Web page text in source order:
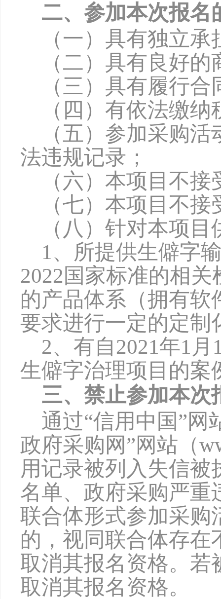
二、参加本次报名
（一）具有独立
（二）具有良好
（三）具有履行
（四）有依法缴
（五）参加采购
法违规记录；
（六）本项目不
（七）本项目不
（八）针对本项
1、所提供生僻字
2022国家标准的相
的产品体系（拥有
要求进行一定的定制
2、 有自2021年1月
生僻字治理项目的案
三、禁止参加本次
通过“信用中国”网
政府采购网”网站（
用记录被列入失信
名单、政府采购严重
联合体形式参加采购
的，视同联合体存
取消其报名资格。若
取消其报名资格。